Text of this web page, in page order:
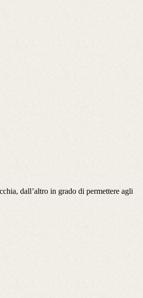
dall’altro in grado di permettere agli